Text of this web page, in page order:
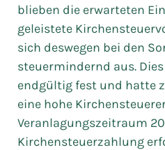
blieben die erwarteten
geleistete
sich deswegen bei den
steuermindernd aus.
endgültig fest und hatte
eine hohe
Veranlagungszeitraum
Kirchensteuerzahlung